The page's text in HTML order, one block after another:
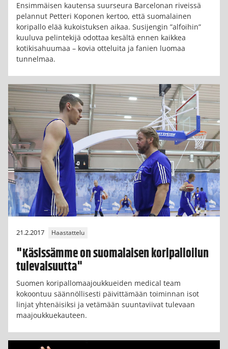
Ensimmäisen kautensa suurseura Barcelonan riveissä
pelannut Petteri Koponen kertoo, että suomalainen
koripallo elää kukoistuksen aikaa. Susijengin ”alfoihin”
kuuluva pelintekijä odottaa kesältä ennen kaikkea
kotikisahuumaa – kovia otteluita ja fanien luomaa
tunnelmaa.
21.2.2017 Haastattelu
"Käsissämme on suomalaisen koripalloilun
tulevaisuutta"
Suomen koripallomaajoukkueiden medical team
kokoontuu säännöllisesti päivittämään toiminnan isot
linjat yhtenäisiksi ja vetämään suuntaviivat tulevaan
maajoukkuekauteen.